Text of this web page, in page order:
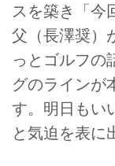
スを築き「今
父（長澤奨）
っとゴルフの
グのラインが
す。明日もい
と気迫を表に